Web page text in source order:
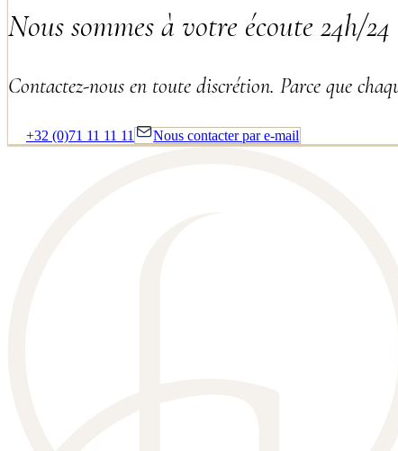
Nous sommes à votre écoute 24h/24
Contactez-nous en toute discrétion. Parce que
+32 (0)71 11 11 11 Nous contacter par e-mail